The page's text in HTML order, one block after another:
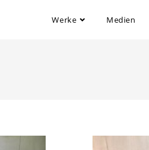
Werke Medien